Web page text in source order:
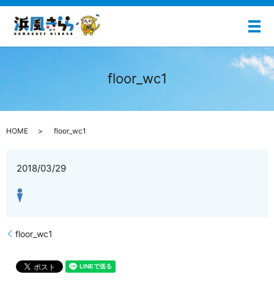
メ
floor_wc1
HOME floor_wc1
2018/03/29
floor_wc1